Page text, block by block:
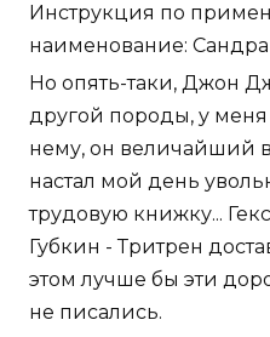
Инструкция по
наименование: Сандра
Но опять-таки, Джон
другой породы, у
нему, он величайший
настал мой день
трудовую книжку...
Губкин - Тритрен
этом лучше бы эти
не писались.